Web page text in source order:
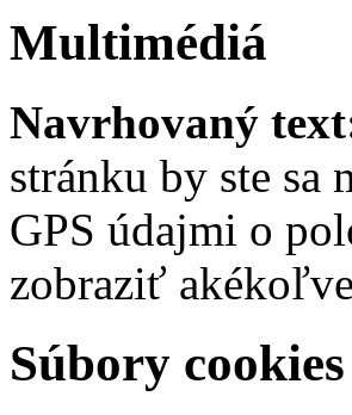
Multimédiá
Navrhovaný
stránku by ste
GPS údajmi o
zobraziť
Súbory cookies